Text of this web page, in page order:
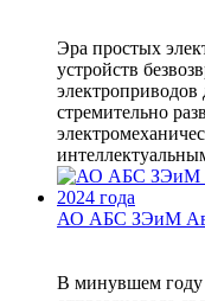
Эра простых
устройств
стремительно
АО АБС ЗЭиМ
В минувшем